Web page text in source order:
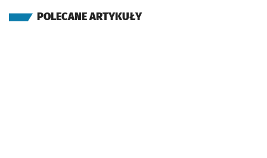
POLECANE ARTYKUŁY